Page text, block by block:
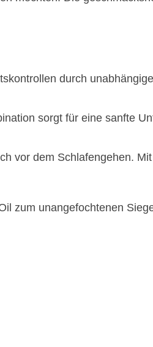
durch
sorgt für eine sanfte
vor dem Schlafengehen.
zum unangefochtenen